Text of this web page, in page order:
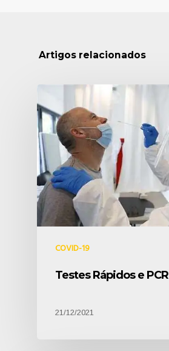
Artigos relacionados
COVID-19
Testes Rápidos e PCR
21/12/2021